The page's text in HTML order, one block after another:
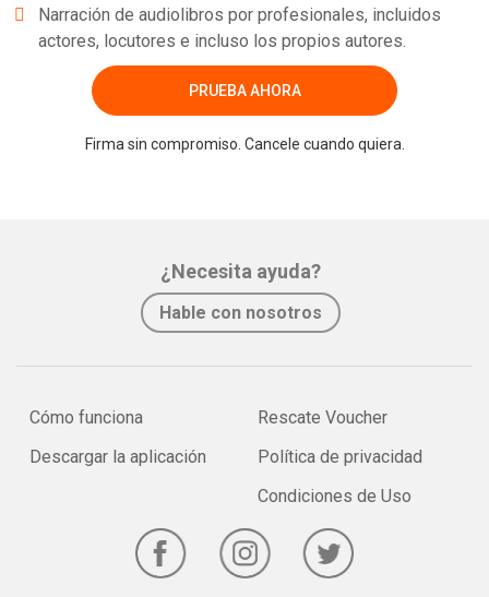
Narración de audiolibros por profesionales, incluidos
actores, locutores e incluso los propios autores.
PRUEBA AHORA
Firma sin compromiso. Cancele cuando quiera.
¿Necesita ayuda?
Hable con nosotros
Cómo funciona
Descargar la aplicación
Rescate Voucher
Política de privacidad
Condiciones de Uso